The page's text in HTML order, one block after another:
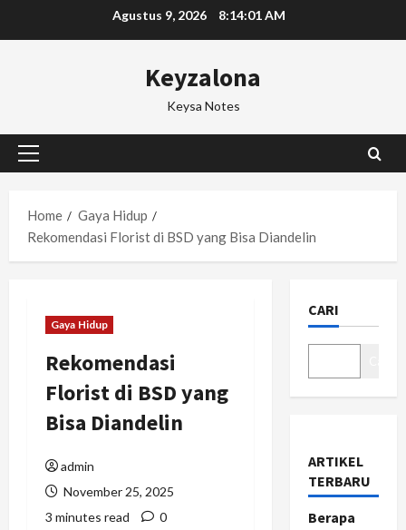
Agustus 9, 2026 8:14:02 AM
Keyzalona
Keysa Notes
Primary
Home
Gaya Hidup
Rekomendasi Florist di BSD yang Bisa Diandelin
Gaya Hidup
Rekomendasi
Florist di BSD yang
Bisa Diandelin
admin
November 25, 2025
3 minutes read
0
CARI
ARTIKEL
TERBARU
Berapa